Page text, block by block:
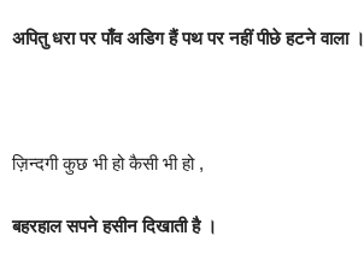
अपितु धरा पर पाँव अडिग हैं पथ पर नहीं पीछे हटने वाला ।
ज़िन्दगी कुछ भी हो कैसी भी हो ,
बहरहाल सपने हसीन दिखाती है ।